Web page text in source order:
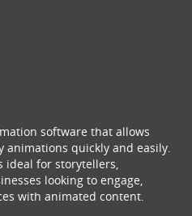
software that allows
animations quickly and easily.
ideal for storytellers,
looking to engage,
with animated content.